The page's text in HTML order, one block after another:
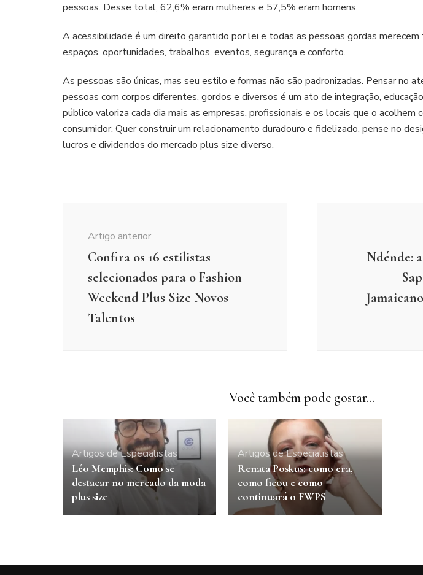
pessoas. Desse total, 62,6% eram mulheres e 57,5% eram homens.
A acessibilidade é um direito garantido por lei e todas as pessoas gordas
espaços, oportunidades, trabalhos, eventos, segurança e conforto.
As pessoas são únicas, mas seu estilo e formas não são padronizadas. Pensar no
pessoas com corpos diferentes, gordos e diversos é um ato de integração,
público valoriza cada dia mais as empresas, profissionais e os locais que o acolhem
consumidor. Quer construir um relacionamento duradouro e fidelizado, pense no
lucros e dividendos do mercado plus size diverso.
Artigo anterior
Confira os 16 estilistas
selecionados para o Fashion
Weekend Plus Size Novos
Talentos
Ndénde:
Você também pode gostar...
Artigos de Especialistas
Léo Memphis: Como se
destacar no mercado da moda
plus size
Artigos de Especialistas
Renata Poskus: como era,
como ficou e como
continuará o FWPS